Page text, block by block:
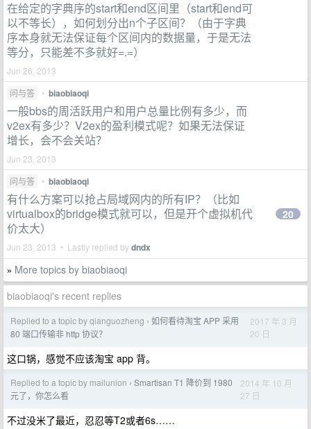
在给定的字典序的start和end区间里（start和end可
以不等长），如何划分出n个子区间？（由于字典
序本身就无法保证每个区间内的数据量，于是无法
等分，只能差不多就好=.=）
Jun 26, 2013
问与答
• biaobiaoqi
一般bbs的周活跃用户和用户总量比例有多少，而
v2ex有多少？V2ex的盈利模式呢？如果无法保证
增长，会不会关站？
Jun 23, 2013
问与答
• biaobiaoqi
有什么方案可以抢占局域网内的所有IP？（比如
virtualbox的bridge模式就可以，但是开个虚拟机代
价太大）
Jun 23, 2013 • Lastly replied bydndx
20
» More topics by biaobiaoqi
biaobiaoqi's recent replies
Replied to a topic by qianguozheng › 如何看待淘宝 APP 采用
80 端口传输非 http 协议？
2017 年 3 月
20 日
这口锅，感觉不应该淘宝 app 背。
Replied to a topic by mailunion › Smartisan T1 降价到 1980
元了，你怎么看
2014 年 10 月
27 日
不过没米了最近，忍忍等T2或者6s……